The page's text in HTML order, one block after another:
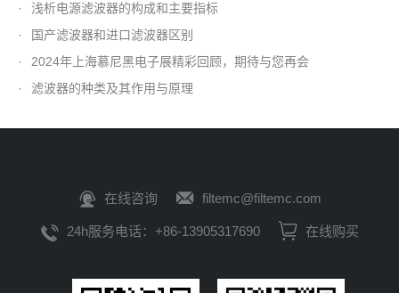
·
浅析电源滤波器的构成和主要指标
·
国产滤波器和进口滤波器区别
·
2024年上海慕尼黑电子展精彩回顾，期待与您再会
·
滤波器的种类及其作用与原理
在线咨询 filtemc@filtemc.com
24h服务电话：+86-13905317690 在线购买